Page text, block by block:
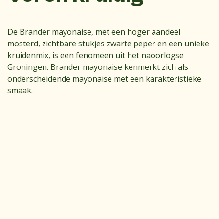
De Brander mayonaise, met een hoger aandeel
mosterd, zichtbare stukjes zwarte peper en een unieke
kruidenmix, is een fenomeen uit het naoorlogse
Groningen. Brander mayonaise kenmerkt zich als
onderscheidende mayonaise met een karakteristieke
smaak.